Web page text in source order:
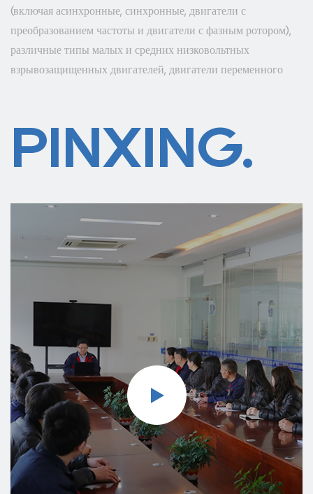
(включая асинхронные, синхронные, двигатели с
преобразованием частоты и двигатели с фазным ротором),
различные типы малых и средних низковольтных
взрывозащищенных двигателей, двигатели переменного
широко используются в областях добычи угля, металлургии,
цемента, производства бумаги, защиты окружающей среды,
нефти, химии, текстиля, дорожного движения, водного
предприятия. Мы движемся к энергосбережению,
эффективности, защите окружающей среды, комплексной
автоматизации и интернационализации. Компания
Shanghai Pinxing Explosion-proof Motor Co., Ltd
стремится предоставлять хорошие продукты для двигателей
и решения в области технологий двигателей для глобальных
промышленных предприятий и различных областей, а также
превратить компанию «Pinxing» в поставщика решений в
области технологий двигателей и производителя
двигателей в мировой автомобильной промышленности.
PINXING.